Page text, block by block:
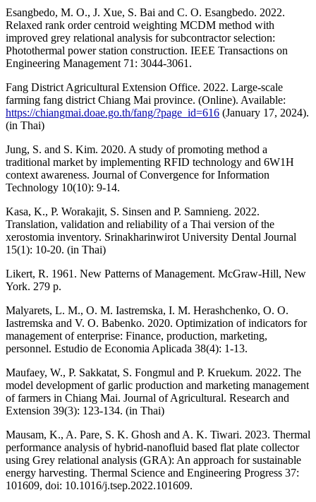
Esangbedo, M. O., J. Xue, S. Bai and C. O. Esangbedo. 2022.
Relaxed rank order centroid weighting MCDM method with
improved grey relational analysis for subcontractor selection:
Photothermal power station construction. IEEE Transactions on
Engineering Management 71: 3044-3061.
Fang District Agricultural Extension Office. 2022. Large-scale
farming fang district Chiang Mai province. (Online). Available:
https://chiangmai.doae.go.th/fang/?page_id=616 (January 17, 2024).
(in Thai)
Jung, S. and S. Kim. 2020. A study of promoting method a
traditional market by implementing RFID technology and 6W1H
context awareness. Journal of Convergence for Information
Technology 10(10): 9-14.
Kasa, K., P. Worakajit, S. Sinsen and P. Samnieng. 2022.
Translation, validation and reliability of a Thai version of the
xerostomia inventory. Srinakharinwirot University Dental Journal
15(1): 10-20. (in Thai)
Likert, R. 1961. New Patterns of Management. McGraw-Hill, New
York. 279 p.
Malyarets, L. M., O. M. Iastremska, I. M. Herashchenko, O. O.
Iastremska and V. O. Babenko. 2020. Optimization of indicators for
management of enterprise: Finance, production, marketing,
personnel. Estudio de Economia Aplicada 38(4): 1-13.
Maufaey, W., P. Sakkatat, S. Fongmul and P. Kruekum. 2022. The
model development of garlic production and marketing management
of farmers in Chiang Mai. Journal of Agricultural. Research and
Extension 39(3): 123-134. (in Thai)
Mausam, K., A. Pare, S. K. Ghosh and A. K. Tiwari. 2023. Thermal
performance analysis of hybrid-nanofluid based flat plate collector
using Grey relational analysis (GRA): An approach for sustainable
energy harvesting. Thermal Science and Engineering Progress 37:
101609, doi: 10.1016/j.tsep.2022.101609.